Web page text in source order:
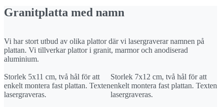
Granitplatta med namn
Vi har stort utbud av olika plattor där vi lasergraverar namnen på
plattan. Vi tillverkar plattor i granit, marmor och anodiserad
aluminium.
Storlek 5x11 cm, två hål för att
enkelt montera fast plattan. Texten
lasergraveras.
Storlek 7x12 cm, två hål för att
enkelt montera fast plattan. Texten
lasergraveras.